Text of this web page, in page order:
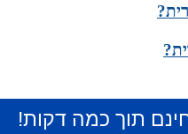
תוך כמה דקות!